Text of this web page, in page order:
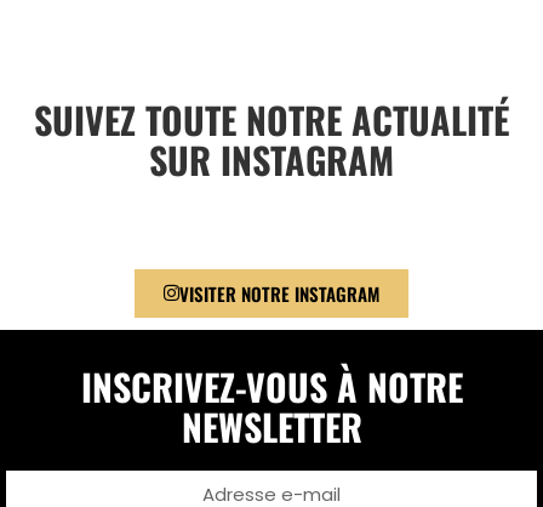
SUIVEZ TOUTE NOTRE ACTUALITÉ
SUR INSTAGRAM
VISITER NOTRE INSTAGRAM
INSCRIVEZ-VOUS À NOTRE
NEWSLETTER